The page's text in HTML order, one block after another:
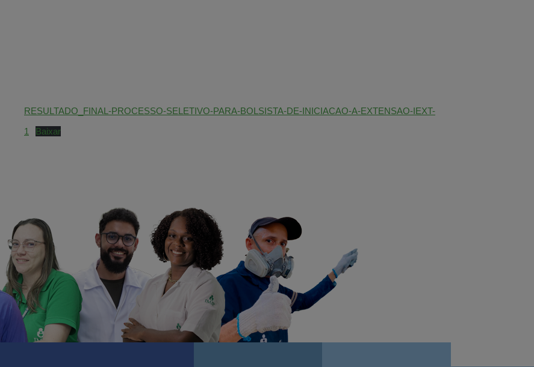
RESULTADO_FINAL-PROCESSO-SELETIVO-PARA-BOLSISTA-DE-INICIACAO-A-EXTENSAO-IEXT-
1
Baixar